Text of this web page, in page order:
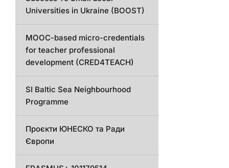
Universities in Ukraine (BOOST)
MOOC-based micro-credentials
for teacher professional
development (CRED4TEACH)
SI Baltic Sea Neighbourhood
Programme
Проєкти ЮНЕСКО та Ради
Європи